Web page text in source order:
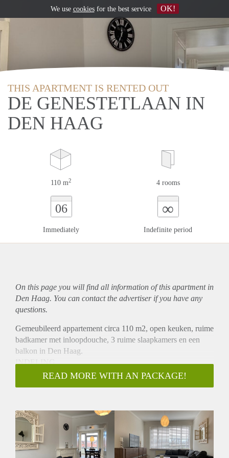
THIS APARTMENT IS RENTED OUT
DE GENESTETLAAN IN
DEN HAAG
110 m2 4 rooms
06
Immediately
∞
Indefinite period
On this page you will find all information of this apartmentin
Den Haag. You can contact the advertiser if you have any
questions.
Gemeubileerd appartement circa 110 m2, open keuken, ruime
badkamer met inloopdouche, 3 ruime slaapkamers en een
balkon in Den Haag.
INDELING
Gelegen op de tweede etage. Entree appartement, de hal met
toegang tot de drie slaapkamers, ruime moderne badkamer
vaatwasser en magnetron. Vanuit de keuken toegang tot het
balkon. Woonkamer (ensuite) naar eetkamer gedeelte met
eettafel en 6 stoelen.
BIJZONDERHEDEN
READ MORE WITH AN PACKAGE!
We use cookiesfor the best service OK!